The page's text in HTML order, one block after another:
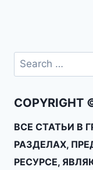
COPYRIGHT
ВСЕ СТАТЬИ В
РАЗДЕЛАХ,
РЕСУРСЕ,